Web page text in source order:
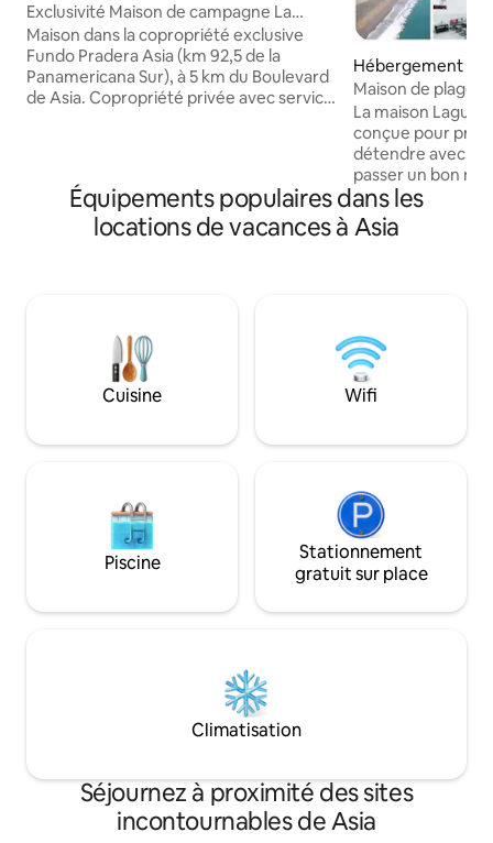
Exclusivité Maison de campagne La
Cuesta En Asia, 7 pers
Maison dans la copropriété exclusive
Fundo Pradera Asia (km 92,5 de la
Panamericana Sur), à 5 km du Boulevard
de Asia. Copropriété privée avec service
copropriété dispose d'espaces pour se
promener. Sur le boulevard, il y a des
supermarchés, des pharmacies, des
restaurants et d'autres commerces,
disponibles.
Hébergement ⋅
de Cañete
Maison de plage
Bujama | Face à la
La maison
conçue pour
détendre avec le
passer un bon
personnes que
à la belle lagune,
mer, cet endroit
installations du
de sport, feux de
Détendez-vous,
profitez au
Équipements populaires dans les
locations de vacances à Asia
Cuisine Wifi
Piscine
Stationnement
gratuit sur place
Climatisation
Séjournez à proximité des sites
incontournables de Asia